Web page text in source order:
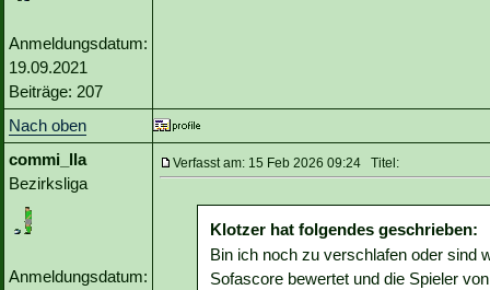
Anmeldungsdatum:
19.09.2021
Beiträge: 207
Nach oben
commi_lla
Bezirksliga
Anmeldungsdatum:
Verfasst am: 15 Feb 2026 09:24 Titel:
Klotzer hat folgendes geschrieben:
Bin ich noch zu verschlafen oder sind
Sofascore bewertet und die Spieler